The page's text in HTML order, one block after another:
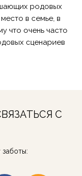
родовых
в семье, в
что очень часто
сценариев
С